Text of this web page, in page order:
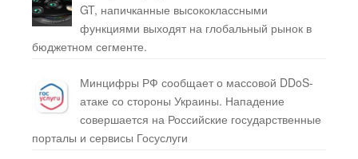
GT, напичканные высококлассными
функциями выходят на глобальный рынок в
бюджетном сегменте.
Минцифры РФ сообщает о массовой DDoS-
атаке со стороны Украины. Нападение
совершается на Российские государственные
порталы и сервисы Госуслуги